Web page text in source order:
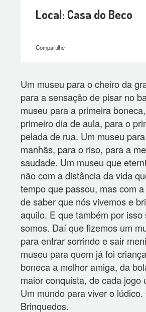
Local: Casa do Beco
Compartilhe
Um museu para o cheiro da
para a sensação de pisar no
museu para a primeira
primeiro dia de aula, para o
pelada de rua. Um museu
manhãs, para o riso, para a
saudade. Um museu que
não com a distância da vida
tempo que passou, mas com
de saber que nós vivemos e
aquilo. E que também por isso
somos. Daí que fizemos um
para entrar sorrindo e sair
museu para quem já foi
boneca a melhor amiga, da
maior conquista, de cada jogo
Um mundo para viver o
Brinquedos.